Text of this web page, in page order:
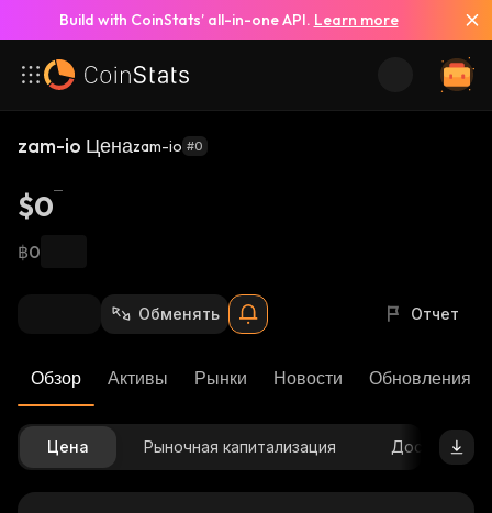
Build with CoinStats’ all-in-one API. Learn more
zam-io Ценаzam-io #0
$0
฿0
Обменять Отчет
Обзор Активы Рынки Новости Обновления
Цена Рыночная капитализация Доступное